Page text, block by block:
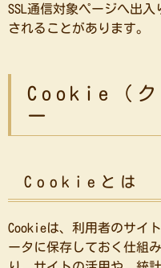
SSL通信対象ページへ出
されることがあります。
Cookie（ク
ー
Cookieとは
Cookieは、利用者のサイ
ータに保存しておく仕組